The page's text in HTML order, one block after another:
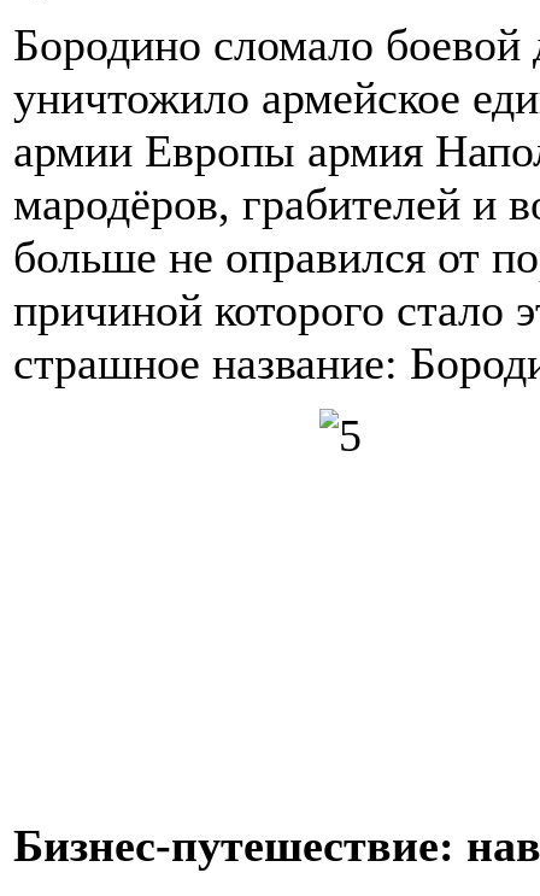
Бородино сломало
уничтожило армейское
армии Европы армия
мародёров, грабителей и
больше не оправился от
причиной которого стало
страшное название:
Бизнес-путешествие: